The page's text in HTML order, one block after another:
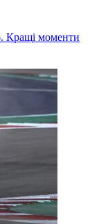
Кращі моменти